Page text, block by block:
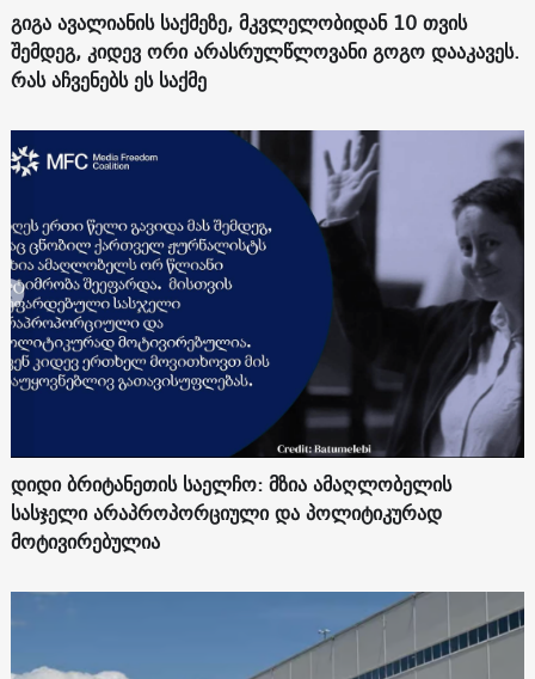
გიგა ავალიანის საქმეზე, მკვლელობიდან 10 თვის
შემდეგ, კიდევ ორი არასრულწლოვანი გოგო დააკავეს.
რას აჩვენებს ეს საქმე
დიდი ბრიტანეთის საელჩო: მზია ამაღლობელის
სასჯელი არაპროპორციული და პოლიტიკურად
მოტივირებულია